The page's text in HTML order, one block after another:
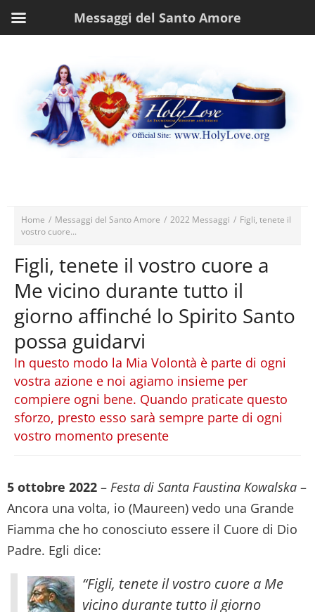
Home / Messaggi del Santo Amore / 2022 Messaggi / Figli, tenete il
vostro cuore...
Figli, tenete il vostro cuore a
Me vicino durante tutto il
giorno affinché lo Spirito Santo
possa guidarvi
In questo modo la Mia Volontà è parte di ogni
vostra azione e noi agiamo insieme per
compiere ogni bene. Quando praticate questo
sforzo, presto esso sarà sempre parte di ogni
vostro momento presente
5 ottobre 2022 – Festa di Santa Faustina Kowalska –
Ancora una volta, io (Maureen) vedo una Grande
Fiamma che ho conosciuto essere il Cuore di Dio
Padre. Egli dice:
“Figli, tenete il vostro cuore a Me
vicino durante tutto il giorno
Messaggi del Santo Amore